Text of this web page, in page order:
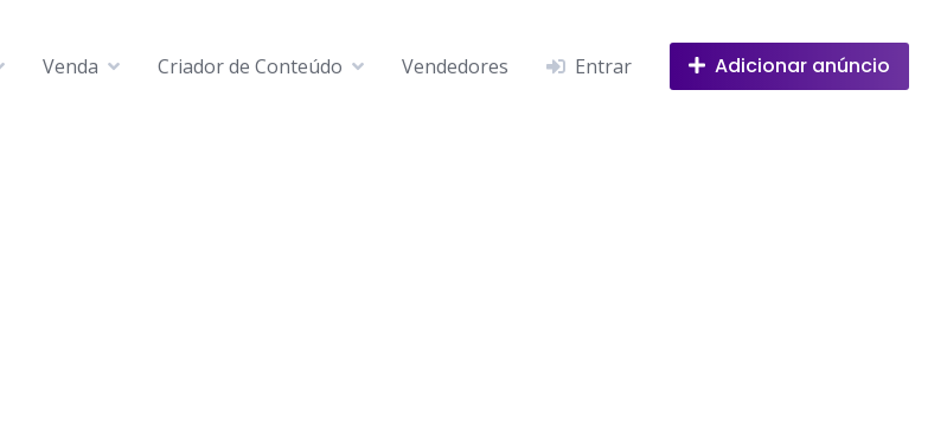
Venda Criador de Conteúdo Vendedores Entrar Adicionar anúncio